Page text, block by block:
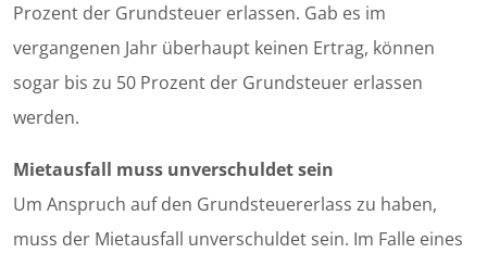
Prozent der Grundsteuer erlassen. Gab es im
vergangenen Jahr überhaupt keinen Ertrag, können
sogar bis zu 50 Prozent der Grundsteuer erlassen
werden.
Mietausfall muss unverschuldet sein
Um Anspruch auf den Grundsteuererlass zu haben,
muss der Mietausfall unverschuldet sein. Im Falle eines